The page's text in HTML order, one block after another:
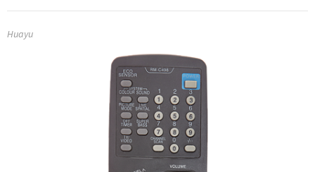
Huayu